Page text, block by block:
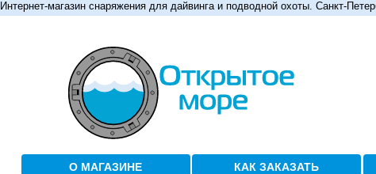
Интернет-магазин снаряжения для дайвинга и подводной охоты. Санкт-
О МАГАЗИНЕ КАК ЗАКАЗАТЬ